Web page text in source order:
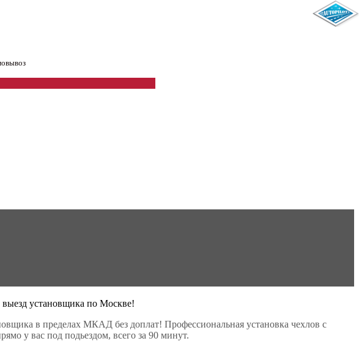
установщика по Москве!
в пределах МКАД без доплат! Профессиональная установка чехлов с
у вас под подьездом, всего за 90 минут.